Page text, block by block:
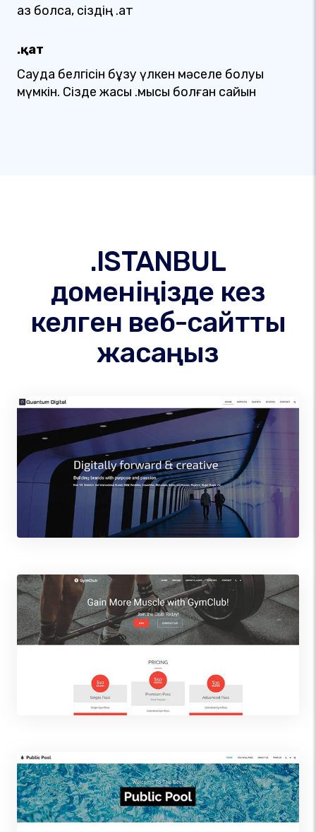
аз болса, сіздің .қат
.қат
Сауда белгісін бұзу үлкен мәселе болуы
мүмкін. Сізде жақсы .мысық болған сайын
.ISTANBUL
доменіңізде кез
келген веб-сайтты
жасаңыз